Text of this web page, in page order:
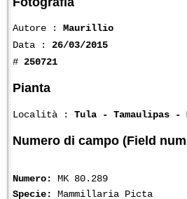
Autore : Maurillio
Data : 26/03/2015
# 250721
Pianta
Località : Tula - Tamaulipas -
Numero di campo (Field
Numero:
MK 80.289
Specie:
Mammillaria Picta